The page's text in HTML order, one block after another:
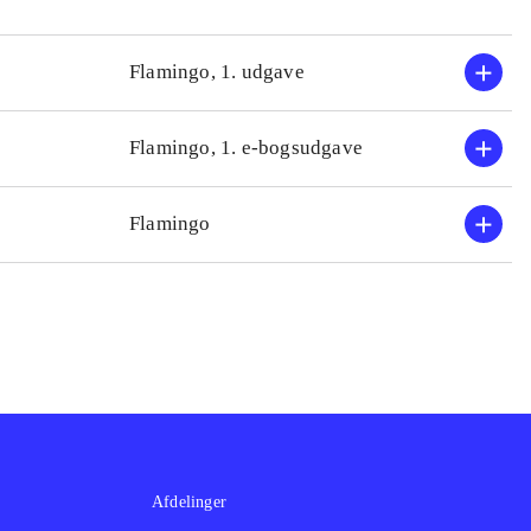
sorg,
er
Flamingo, 1. udgave
Flamingo, 1. e-bogsudgave
Flamingo
Afdelinger